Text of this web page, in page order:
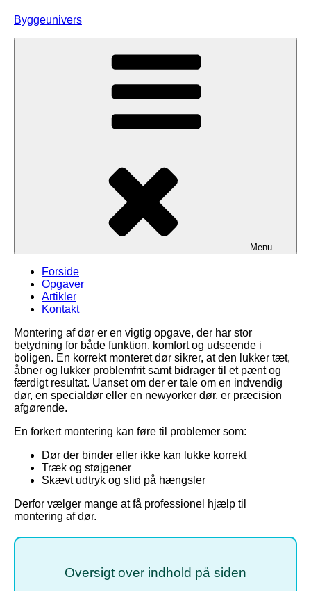
Skip
Byggeunivers
Menu
Forside
Opgaver
Artikler
Kontakt
Montering af dør er en vigtig opgave, der har stor
betydning for både funktion, komfort og udseende i
boligen. En korrekt monteret dør sikrer, at den lukker tæt,
åbner og lukker problemfrit samt bidrager til et pænt og
færdigt resultat. Uanset om der er tale om en indvendig
dør, en specialdør eller en newyorker dør, er præcision
afgørende.
En forkert montering kan føre til problemer som:
Dør der binder eller ikke kan lukke korrekt
Træk og støjgener
Skævt udtryk og slid på hængsler
Derfor vælger mange at få professionel hjælp til
montering af dør.
Oversigt over indhold på siden